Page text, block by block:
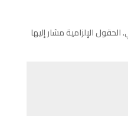
الحقول الإلزامية مشار إليها